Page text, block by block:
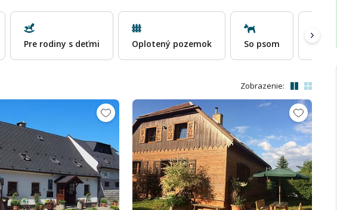
Pre rodiny s deťmi Oplotený pozemok So psom Na
Zobrazenie: